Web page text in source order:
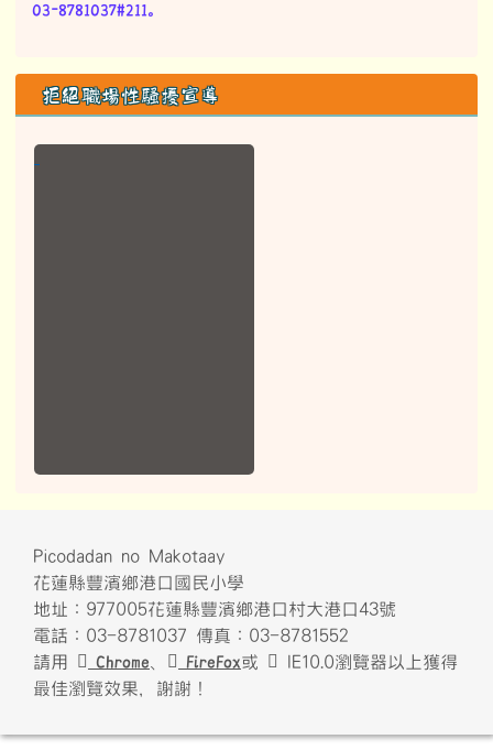
03-8781037#211。
拒絕職場性騷擾宣導
Picodadan no Makotaay
花蓮縣豐濱鄉港口國民小學
地址：977005花蓮縣豐濱鄉港口村大港口43號
電話：03-8781037 傳真：03-8781552
請用
Chrome、 FireFox或
IE10.0瀏覽器以上獲得
最佳瀏覽效果，謝謝！